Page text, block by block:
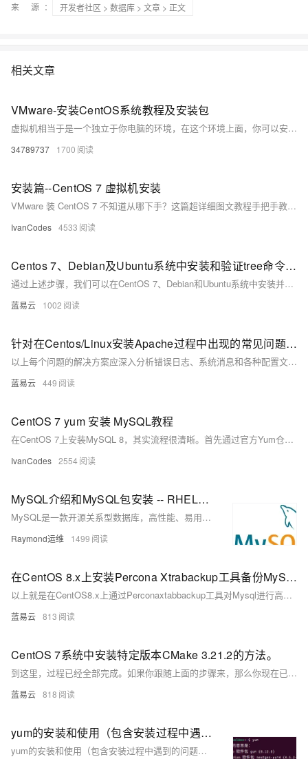
来 源：
开发者社区 > 数据库 > 文章 > 正文
相关文章
VMware-安装CentOS系统教程及安装包
虚拟机相当于是一个独立于你电脑的环境，在这个环境上面，你可以安装Linux、Windows、Ubuntu等各个类型各个版本的系统，在这个系统里面你不用担心有病读等，不用担心文件误删导致系统崩溃。 虚拟机也和正常的电脑系统是一样的，也可以开关机，不用的时候，你关机就可以了，也不会占用你的系统资源，使用起来还是比较方便 这里也有已经做好的CentOS 7系统，下载下来解压后直接用VMware打开就可以使用
34789737 1700
安装篇--CentOS 7 虚拟机安装
VMware 装 CentOS 7 不知道从哪下手？这篇超详细图文教程手把手教你在 VMware Workstation 中完成 CentOS 7 桌面系统的完整安装流程。从 ISO 镜像下载、虚拟机配置，到安装图形界面、设置用户密码，每一步都有截图讲解，适合零基础新手快速上手。装好之后无论你是要搭 Hadoop 集群，还是练 Linux ，这个环境都够你折腾一整天！
IvanCodes 4533
Centos 7、Debian及Ubuntu系统中安装和验证tree命令的指南。
通过上述步骤，我们可以在CentOS 7、Debian和Ubuntu系统中安装并验证 `tree`命令。在命令行界面中执行安装命令，然后通过版本检查确认安装成功。这保证了在多个平台上 `tree`命令的一致性和可用性，使得用户无论在哪种Linux发行版上都能使用此工具浏览目录结构。
蓝易云 1002
针对在Centos/Linux安装Apache过程中出现的常见问题集锦
以上每个问题的解决方案应深入分析错误日志、系统消息和各种配置文件，以找到根本原因并加以解决。务必保持系统和Apache软件包更新到最新版本，以修复已知的bugs和安全漏洞。安装和管理Web服务器是一项需要细致关注和不断学习的任务。随着技术的发展，推荐定期查看官方文档和社区论坛，以保持知识的更新。
蓝易云 449
CentOS 7 yum 安装 MySQL教程
在CentOS 7上安装MySQL 8，其实流程很清晰。首先通过官方Yum仓库来安装服务，然后启动并设为开机自启。最重要的环节是首次安全设置：需要先从日志里找到临时密码来登录，再修改成你自己的密码，并为远程连接创建用户和授权。最后，也别忘了在服务器防火墙上放行3306端口，这样远程才能连上。
IvanCodes 2554
MySQL介绍和MySQL包安装 -- RHEL系列（Yum资源库安装MySQL）
MySQL是一款开源关系型数据库，高性能、易用、跨平台，支持多种存储引擎，广泛应用于Web开发、企业级应用等领域。本教程介绍其特点、架构及在主流Linux系统中的安装配置方法。
Raymond运维 1499
在CentOS 8.x上安装Percona Xtrabackup工具备份MySQL数据步骤。
以上就是在CentOS8.x上通过Perconaxtabbackup工具对Mysql进行高效率、高可靠性、无锁定影响地实现在线快速全量及增加式数据库资料保存与恢复流程。通过以上流程可以有效地将Mysql相关资料按需求完成定期或不定期地保存与灾难恢复需求。
蓝易云 813
CentOS 7系统中安装特定版本CMake 3.21.2的方法。
到这里，过程已经全部完成。如果你跟随上面的步骤来，那么你现在已经拥有了一个全新的CMake版本在你的CentOS 7系统上了。这个过程就像是你通过一系列仪式，唤醒了一个沉睡已久的古老机器人，它现在完全按照你的意愿来帮你构建和编译软件了。
蓝易云 818
yum的安装和使用（包含安装过程中遇到的问题及解决方法）
yum的安装和使用（包含安装过程中遇到的问题及解决方法）